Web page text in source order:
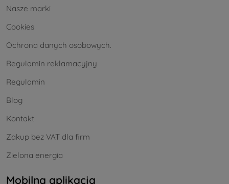
Nasze marki
Cookies
Ochrona danych osobowych.
Regulamin reklamacyjny
Regulamin
Blog
Kontakt
Zakup bez VAT dla firm
Zielona energia
Mobilna aplikacja